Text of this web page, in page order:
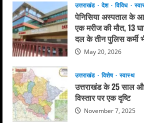
उत्तराखंड देश विविध
पेनिसिया अस्पताल के
एक मरीज की मौत, 13
दल के तीन पुलिस कर्मी
May 20, 2026
उत्तराखंड विशेष स्वास्थ
उत्तराखंड के 25 साल
विस्तार पर एक दृष्टि
November 7, 2025